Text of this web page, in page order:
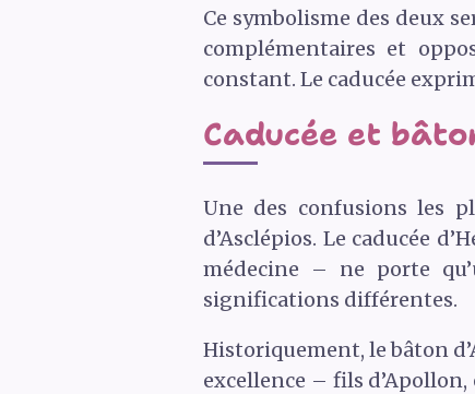
Ce symbolisme des deux
complémentaires et
constant. Le caducée
Caducée et
Une des confusions les
d’Asclépios. Le caducée
médecine – ne porte
significations différentes.
Historiquement, le bâton
excellence – fils